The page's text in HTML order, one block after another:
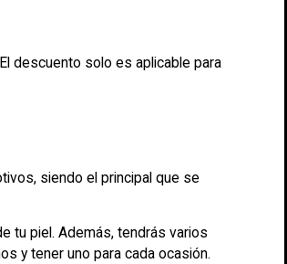
descuento solo es aplicable para
siendo el principal que se
tu piel. Además, tendrás varios
y tener uno para cada ocasión.